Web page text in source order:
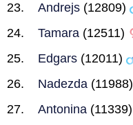
Andrejs (12809)
Tamara (12511)
Edgars (12011)
Nadezda (11988)
Antonina (11339)